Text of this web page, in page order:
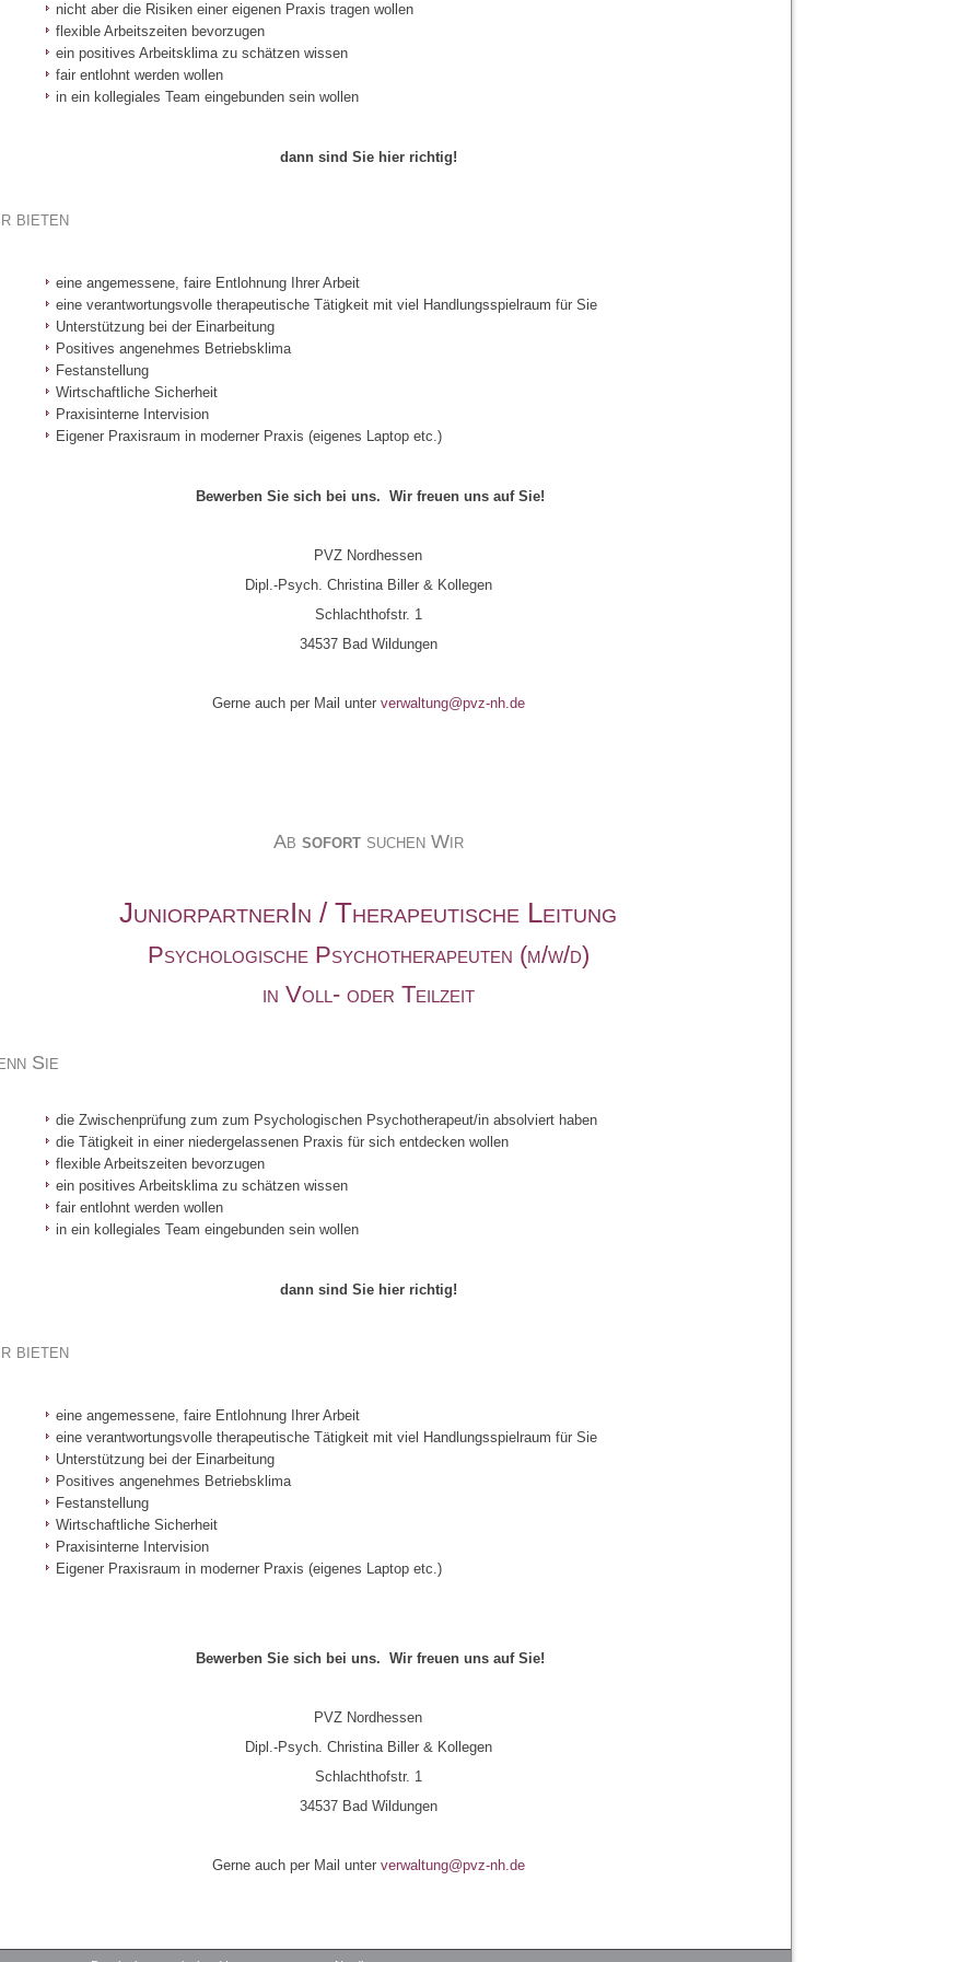
nicht aber die Risiken einer eigenen Praxis tragen wollen
flexible Arbeitszeiten bevorzugen
ein positives Arbeitsklima zu schätzen wissen
fair entlohnt werden wollen
in ein kollegiales Team eingebunden sein wollen
dann sind Sie hier richtig!
bieten
eine angemessene, faire Entlohnung Ihrer Arbeit
eine verantwortungsvolle therapeutische Tätigkeit mit viel Handlungsspielraum für Sie
Unterstützung bei der Einarbeitung
Positives angenehmes Betriebsklima
Festanstellung
Wirtschaftliche Sicherheit
Praxisinterne Intervision
Eigener Praxisraum in moderner Praxis (eigenes Laptop etc.)
Bewerben Sie sich bei uns. Wir freuen uns auf Sie!
PVZ Nordhessen
Dipl.-Psych. Christina Biller & Kollegen
Schlachthofstr. 1
34537 Bad Wildungen
Gerne auch per Mail unter verwaltung@pvz-nh.de
Ab sofortsuchen Wir
JuniorpartnerIn / Therapeutische Leitung
Psychologische Psychotherapeuten (m/w/d)
in Voll- oder Teilzeit
Sie
die Zwischenprüfung zum zum Psychologischen Psychotherapeut/in absolviert haben
die Tätigkeit in einer niedergelassenen Praxis für sich entdecken wollen
flexible Arbeitszeiten bevorzugen
ein positives Arbeitsklima zu schätzen wissen
fair entlohnt werden wollen
in ein kollegiales Team eingebunden sein wollen
dann sind Sie hier richtig!
bieten
eine angemessene, faire Entlohnung Ihrer Arbeit
eine verantwortungsvolle therapeutische Tätigkeit mit viel Handlungsspielraum für Sie
Unterstützung bei der Einarbeitung
Positives angenehmes Betriebsklima
Festanstellung
Wirtschaftliche Sicherheit
Praxisinterne Intervision
Eigener Praxisraum in moderner Praxis (eigenes Laptop etc.)
Bewerben Sie sich bei uns. Wir freuen uns auf Sie!
PVZ Nordhessen
Dipl.-Psych. Christina Biller & Kollegen
Schlachthofstr. 1
34537 Bad Wildungen
Gerne auch per Mail unter verwaltung@pvz-nh.de